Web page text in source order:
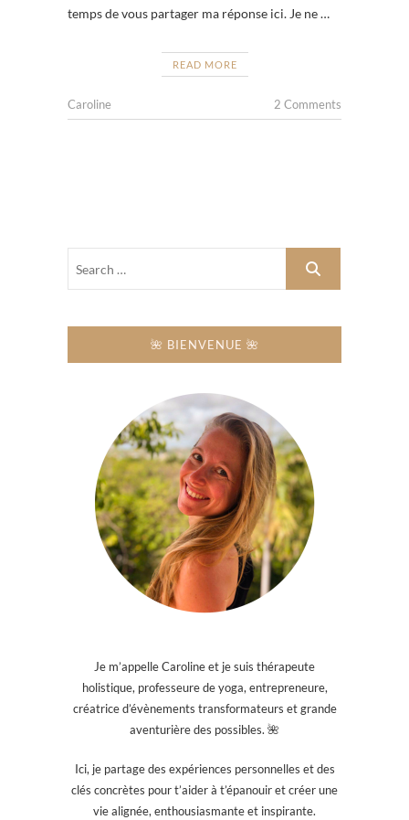
temps de vous partager ma réponse ici. Je ne …
READ MORE
Caroline 2 Comments
🌺 BIENVENUE 🌺
Je m’appelle Caroline et je suis thérapeute
holistique, professeure de yoga, entrepreneure,
créatrice d’évènements transformateurs et grande
aventurière des possibles. 🌺
Ici, je partage des expériences personnelles et des
clés concrètes pour t’aider à t’épanouir et créer une
vie alignée, enthousiasmante et inspirante.